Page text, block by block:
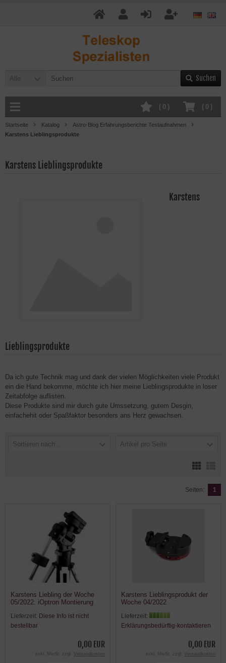
Alle Suchen
( 0 )
( 0 )
Startseite Katalog
Astro-Blog Erfahrungsberichte Testaufnahmen
Karstens Lieblingsprodukte
Karstens Lieblingsprodukte
Karstens
Lieblingsprodukte
Da ich gute Technik mag und dank der vielen Möglichkeiten viele Produkt
ein die Hand bekomme, möchte ich hier meine Lieblingsprodukte in loser
Zeitabfolge auflisten.
Diese Produkte sind mir durch gute Umssetzung, gutem Desgin,
einfachehit oder Spaßfaktor besonders ans Herz gewachsen.
Sortieren nach ... Artikel pro Seite
Seiten: 1
Karstens Liebling der Woche
05/2022: iOptron Montierung
Lieferzeit: Diese Info ist nicht
bestellbar
0,00 EUR
exkl. MwSt. zzgl. Versandkosten
Karstens Lieblingsprodukt der
Woche 04/2022
Lieferzeit:
Erklärungsbedürftig-kontaktieren
0,00 EUR
exkl. MwSt. zzgl. Versandkosten